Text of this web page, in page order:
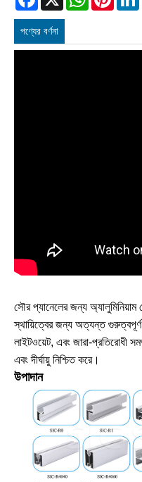
পণ্যের বর্ণনা
সৌর প্যানেলের জন্য অ্যালুমিনিয়াম
স্থায়িত্বের জন্য অত্যন্ত
লাইটওয়েট, এবং জারা-প্রতিরোধী
এবং দীর্ঘায়ু নিশ্চিত করে।
উপাদান